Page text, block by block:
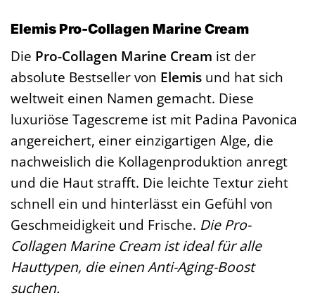
Elemis Pro-Collagen Marine Cream
Die Pro-Collagen Marine Cream ist der
absolute Bestseller von Elemis und hat sich
weltweit einen Namen gemacht. Diese
luxuriöse Tagescreme ist mit Padina Pavonica
angereichert, einer einzigartigen Alge, die
nachweislich die Kollagenproduktion anregt
und die Haut strafft. Die leichte Textur zieht
schnell ein und hinterlässt ein Gefühl von
Geschmeidigkeit und Frische. Die Pro-
Collagen Marine Cream ist ideal für alle
Hauttypen, die einen Anti-Aging-Boost
suchen.